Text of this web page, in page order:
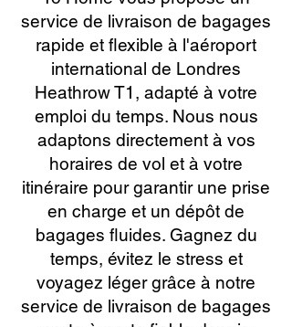
service de livraison de bagages
rapide et flexible à l'aéroport
international de Londres
Heathrow T1, adapté à votre
emploi du temps. Nous nous
adaptons directement à vos
horaires de vol et à votre
itinéraire pour garantir une prise
en charge et un dépôt de
bagages fluides. Gagnez du
temps, évitez le stress et
voyagez léger grâce à notre
service de livraison de bagages